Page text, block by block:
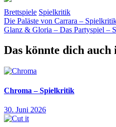
Brettspiele Spielkritik
CodeFarbenKombinationMasterdice
Beitragsnavigation
Vorheriger
Beitrag:
Die Paläste von Carrara –
Nächster
Glanz & Gloria – Das Partyspiel –
Das könnte dich auch
Chroma – Spielkritik
30. Juni 2026